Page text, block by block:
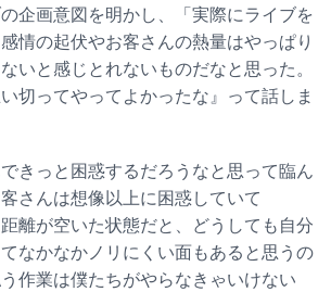
企画意図を明かし、「実際にライブを
情の起伏やお客さんの熱量はやっぱり
いと感じとれないものだなと思った。
切ってやってよかったな』って話しま
きっと困惑するだろうなと思って臨ん
さんは想像以上に困惑していて
距離が空いた状態だと、どうしても自分
なかなかノリにくい面もあると思うの
作業は僕たちがやらなきゃいけない